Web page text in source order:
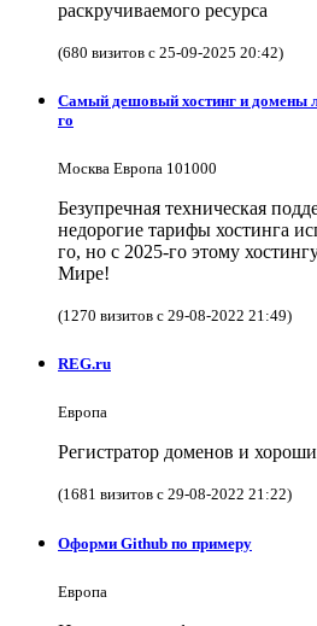
раскручиваемого ресурса
(680 визитов с 25-09-2025 20:42)
Самый дешовый хостинг и домены
го
Москва Европа 101000
Безупречная техническая
недорогие тарифы хостинга
го, но с 2025-го этому
Мире!
(1270 визитов с 29-08-2022 21:49)
REG.ru
Европа
Регистратор доменов и
(1681 визитов с 29-08-2022 21:22)
Оформи Github по примеру
Европа